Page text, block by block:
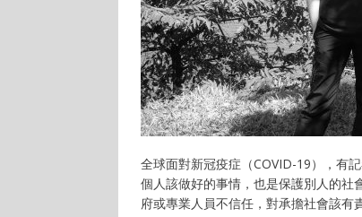
全球面對新冠疫症（COVID-19），有
個人該做好的事情，也是保護別人的社
府或專業人員不信任，對承擔社會該有